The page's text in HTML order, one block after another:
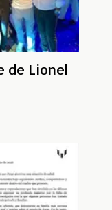
de Lionel